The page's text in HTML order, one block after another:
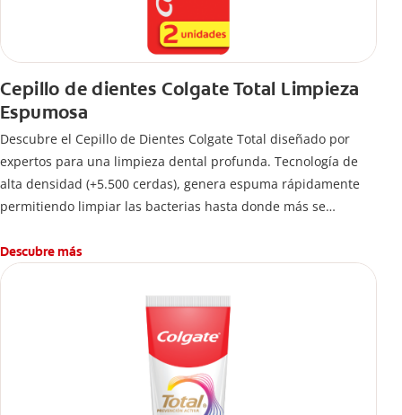
Cepillo de dientes Colgate Total Limpieza
Espumosa
Descubre el Cepillo de Dientes Colgate Total diseñado por
expertos para una limpieza dental profunda. Tecnología de
alta densidad (+5.500 cerdas), genera espuma rápidamente
permitiendo limpiar las bacterias hasta donde más se
Descubre más